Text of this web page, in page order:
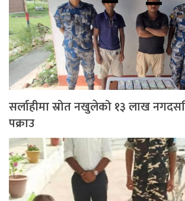
सर्लाहीमा स्रोत नखुलेको १३ लाख
पक्राउ